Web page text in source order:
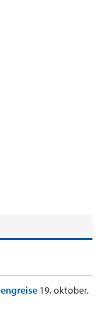
19. oktober,